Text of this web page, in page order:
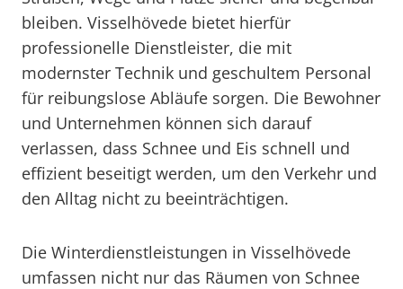
bleiben. Visselhövede bietet hierfür
professionelle Dienstleister, die mit
modernster Technik und geschultem Personal
für reibungslose Abläufe sorgen. Die Bewohner
und Unternehmen können sich darauf
verlassen, dass Schnee und Eis schnell und
effizient beseitigt werden, um den Verkehr und
den Alltag nicht zu beeinträchtigen.
Die Winterdienstleistungen in Visselhövede
umfassen nicht nur das Räumen von Schnee